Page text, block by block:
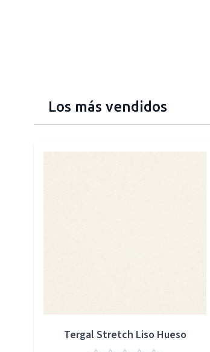
Los más vendidos
Tergal Stretch Liso Hueso